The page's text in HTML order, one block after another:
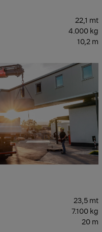
22,1 mt
4.000 kg
10,2 m
23,5 mt
7.100 kg
20 m